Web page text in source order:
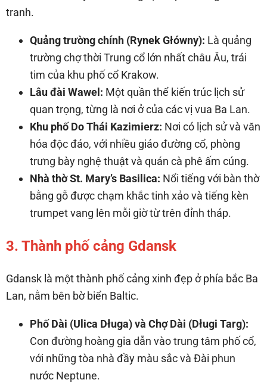
tranh.
Quảng trường chính (Rynek Główny): Là quảng
trường chợ thời Trung cổ lớn nhất châu Âu, trái
tim của khu phố cổ Krakow.
Lâu đài Wawel: Một quần thể kiến trúc lịch sử
quan trọng, từng là nơi ở của các vị vua Ba Lan.
Khu phố Do Thái Kazimierz: Nơi có lịch sử và văn
hóa độc đáo, với nhiều giáo đường cổ, phòng
trưng bày nghệ thuật và quán cà phê ấm cúng.
Nhà thờ St. Mary’s Basilica: Nổi tiếng với bàn thờ
bằng gỗ được chạm khắc tinh xảo và tiếng kèn
trumpet vang lên mỗi giờ từ trên đỉnh tháp.
3. Thành phố cảng Gdansk
Gdansk là một thành phố cảng xinh đẹp ở phía bắc Ba
Lan, nằm bên bờ biển Baltic.
Phố Dài (Ulica Długa) và Chợ Dài (Długi Targ):
Con đường hoàng gia dẫn vào trung tâm phố cổ,
với những tòa nhà đầy màu sắc và Đài phun
nước Neptune.